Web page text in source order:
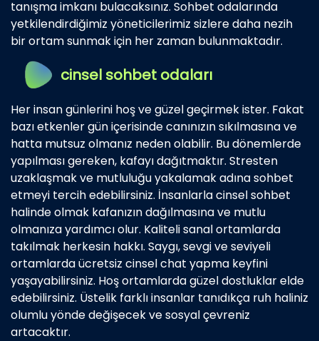
tanışma imkanı bulacaksınız. Sohbet odalarında
yetkilendirdiğimiz yöneticilerimiz sizlere daha nezih
bir ortam sunmak için her zaman bulunmaktadır.
cinsel sohbet odaları
Her insan günlerini hoş ve güzel geçirmek ister. Fakat
bazı etkenler gün içerisinde canınızın sıkılmasına ve
hatta mutsuz olmanız neden olabilir. Bu dönemlerde
yapılması gereken, kafayı dağıtmaktır. Stresten
uzaklaşmak ve mutluluğu yakalamak adına sohbet
etmeyi tercih edebilirsiniz. İnsanlarla cinsel sohbet
halinde olmak kafanızın dağılmasına ve mutlu
olmanıza yardımcı olur. Kaliteli sanal ortamlarda
takılmak herkesin hakkı. Saygı, sevgi ve seviyeli
ortamlarda ücretsiz cinsel chat yapma keyfini
yaşayabilirsiniz. Hoş ortamlarda güzel dostluklar elde
edebilirsiniz. Üstelik farklı insanlar tanıdıkça ruh haliniz
olumlu yönde değişecek ve sosyal çevreniz
artacaktır.